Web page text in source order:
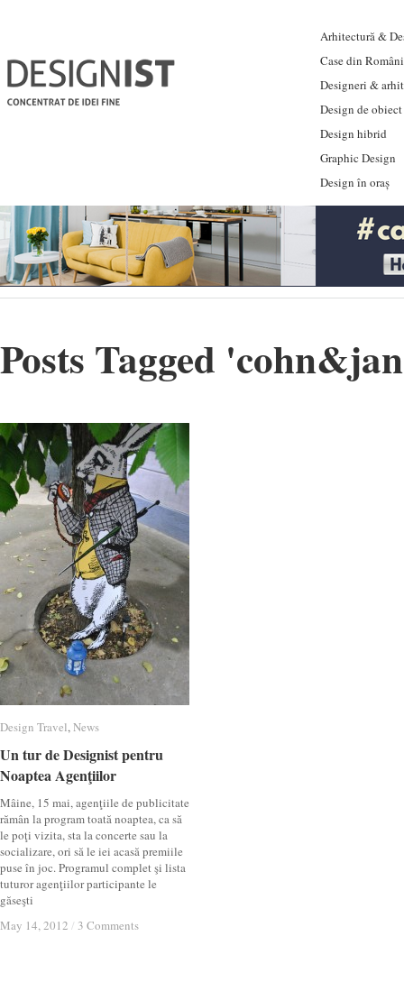
Arhitectură &
Case din
Designeri &
Design de obiect
Design hibrid
Graphic Design
Design în oraș
Posts Tagged '
Design Travel,News
Un tur de Designist pentru
Noaptea Agenţiilor
Mâine, 15 mai, agenţiile de publicitate
rămân la program toată noaptea, ca să
le poţi vizita, sta la concerte sau la
socializare, ori să le iei acasă premiile
puse în joc. Programul complet şi lista
tuturor agenţiilor participante le
găseşti
May 14, 2012 / 3 Comments
Design Travel News
Un tur de Designist pentru
Noaptea Agenţiilor
May 14, 2012 / 3 Comments